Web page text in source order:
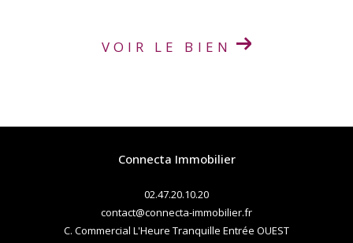
VOIR LE BIEN
Connecta Immobilier
02.47.20.10.20
contact@connecta-immobilier.fr
C. Commercial L'Heure Tranquille Entrée OUEST